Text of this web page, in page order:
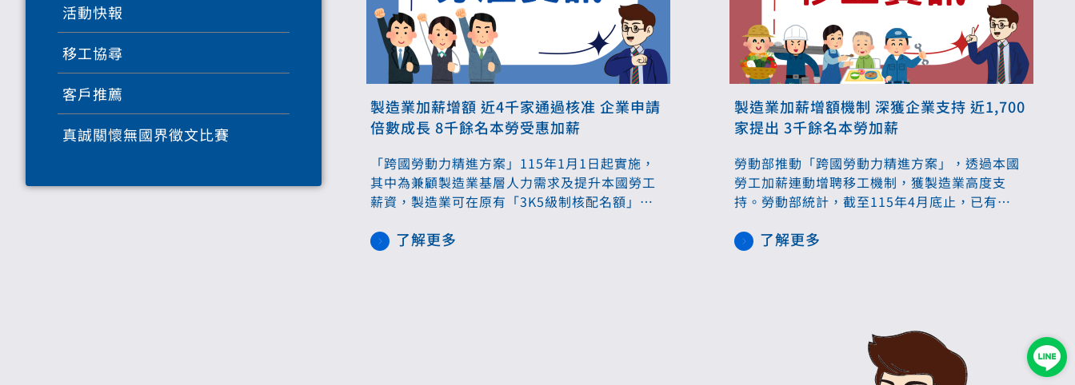
活動快報
移工協尋
客戶推薦
真誠關懷無國界徵文比賽
製造業加薪增額 近4千家通過核准 企業申請
倍數成長 8千餘名本勞受惠加薪
「跨國勞動力精進方案」115年1月1日起實施，
其中為兼顧製造業基層人力需求及提升本國勞工
薪資，製造業可在原有「3K5級制核配名額」之
計，今年上半年，已有近4千家製造業通過核准，
了解更多
製造業加薪增額機制 深獲企業支持 近1,700
家提出 3千餘名本勞加薪
勞動部推動「跨國勞動力精進方案」，透過本國
勞工加薪連動增聘移工機制，獲製造業高度支
持。勞動部統計，截至115年4月底止，已有
工加薪受惠；另外，旅宿業與商港碼頭業也有26
了解更多